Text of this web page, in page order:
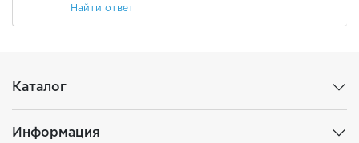
Найти ответ
Каталог
Информация